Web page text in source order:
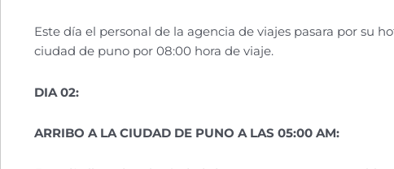
Este día el personal de la agencia de viajes pasara por su
ciudad de puno por 08:00 hora de viaje.
DIA 02:
ARRIBO A LA CIUDAD DE PUNO A LAS 05:00 AM: